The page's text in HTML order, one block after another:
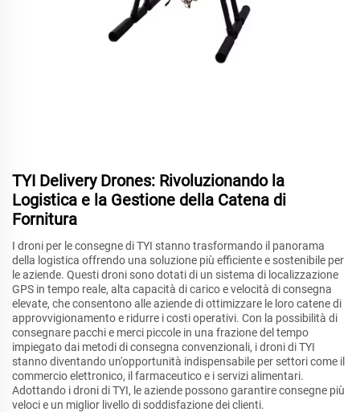
TYI Delivery Drones: Rivoluzionando la
Logistica e la Gestione della Catena di
Fornitura
I droni per le consegne di TYI stanno trasformando il panorama
della logistica offrendo una soluzione più efficiente e sostenibile per
le aziende. Questi droni sono dotati di un sistema di localizzazione
GPS in tempo reale, alta capacità di carico e velocità di consegna
elevate, che consentono alle aziende di ottimizzare le loro catene di
approvvigionamento e ridurre i costi operativi. Con la possibilità di
consegnare pacchi e merci piccole in una frazione del tempo
impiegato dai metodi di consegna convenzionali, i droni di TYI
stanno diventando un'opportunità indispensabile per settori come il
commercio elettronico, il farmaceutico e i servizi alimentari.
Adottando i droni di TYI, le aziende possono garantire consegne più
veloci e un miglior livello di soddisfazione dei clienti.